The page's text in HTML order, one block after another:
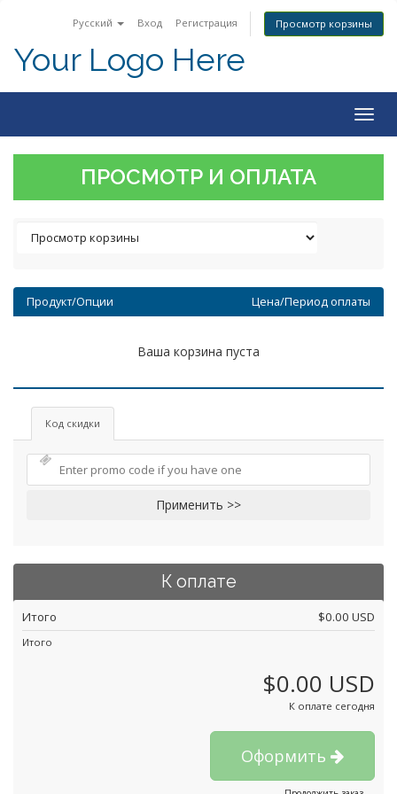
Русский Вход Регистрация Просмотр корзины
Your Logo Here
ПРОСМОТР И ОПЛАТА
Продукт/Опции Цена/Период оплаты
Ваша корзина пуста
Код скидки
Применить >>
К оплате
Итого $0.00 USD
Итого
$0.00 USD
К оплате сегодня
Оформить